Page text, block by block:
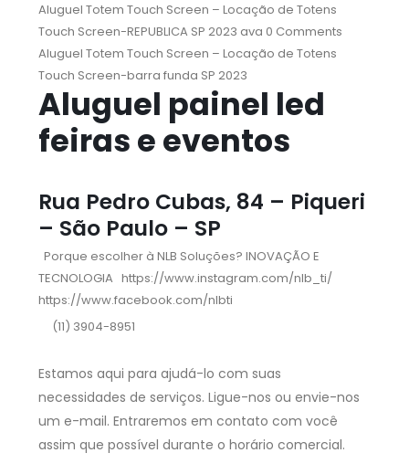
Aluguel Totem Touch Screen – Locação de Totens
Touch Screen-REPUBLICA SP 2023 ava 0 Comments
Aluguel Totem Touch Screen – Locação de Totens
Touch Screen-barra funda SP 2023
Aluguel painel led
feiras e eventos
Rua Pedro Cubas, 84 – Piqueri
– São Paulo – SP
Porque escolher à NLB Soluções? INOVAÇÃO E
TECNOLOGIA https://www.instagram.com/nlb_ti/
https://www.facebook.com/nlbti
(11) 3904-8951
Estamos aqui para ajudá-lo com suas
necessidades de serviços. Ligue-nos ou envie-nos
um e-mail. Entraremos em contato com você
assim que possível durante o horário comercial.